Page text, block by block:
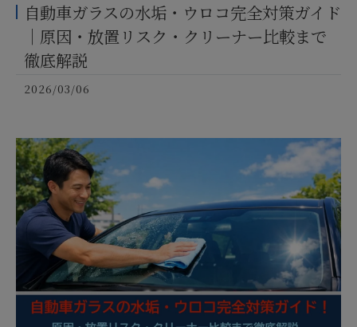
自動車ガラスの水垢・ウロコ完全対策ガイド
｜原因・放置リスク・クリーナー比較まで
徹底解説
2026/03/06